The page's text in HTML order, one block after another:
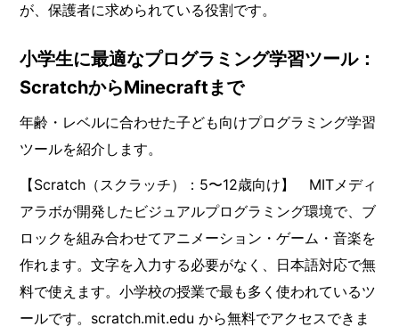
が、保護者に求められている役割です。
小学生に最適なプログラミング学習ツール：
ScratchからMinecraftまで
年齢・レベルに合わせた子ども向けプログラミング学習
ツールを紹介します。
【Scratch（スクラッチ）：5〜12歳向け】 MITメディ
アラボが開発したビジュアルプログラミング環境で、ブ
ロックを組み合わせてアニメーション・ゲーム・音楽を
作れます。文字を入力する必要がなく、日本語対応で無
料で使えます。小学校の授業で最も多く使われているツ
ールです。scratch.mit.edu から無料でアクセスできま